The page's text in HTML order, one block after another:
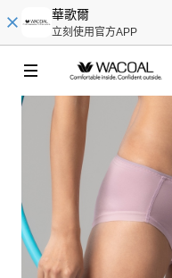
華歌爾
立刻使用官方APP